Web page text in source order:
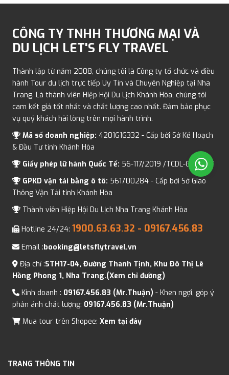
CÔNG TY TNHH THƯƠNG MẠI VÀ
DU LỊCH LET'S FLY TRAVEL
Thành lập từ năm 2008, chúng tôi là Công ty tổ chức và điều
hành Tour du lịch trực tiếp Uy Tín và Chuyên Nghiệp tại Nha
Trang. Là thành viên Hiệp Hội Du Lịch Khánh Hòa, chúng tôi
cam kết giá tốt nhất và chất lượng cao nhất. Đảm bảo phục
vụ quý khách hài lòng trên mọi hành trình.
Mã số doanh nghiệp: 4201616332 - Cấp bởi Sở Kế Hoạch
& Đầu Tư tỉnh Khánh Hòa
Giấy phép lữ hành Quốc Tế: 56-117/2019 /TCDL-GP LHQT
GPKD vận tải bằng ô tô: 561700284 - Cấp bởi Sở Giao
Thông Vận Tải tỉnh Khánh Hòa
Thành viên Hiệp Hội Du Lịch Nha Trang Khánh Hòa
Hotline 24/24: 1900.63.63.32 - 09167.456.83
Email :booking@letsflytravel.vn
Địa chỉ :STH17-04, Đường Thanh Tịnh, Khu Đô Thị Lê
Hồng Phong 1, Nha Trang.(Xem chỉ đường)
Kinh doanh : 09167.456.83 (Mr.Thuận) - Khen ngợi, góp ý
phản ánh chất lượng: 09167.456.83 (Mr.Thuận)
Mua tour trên Shopee: Xem tại đây
TRANG THÔNG TIN